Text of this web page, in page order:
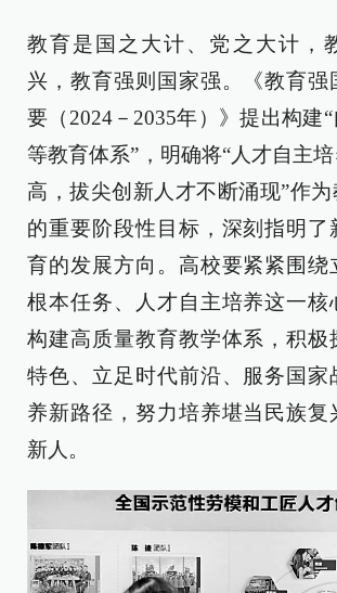
教育是国之大计、党之大计，
兴，教育强则国家强。《教育强
要（2024－2035年）》提出构建
等教育体系”，明确将“人才自主
高，拔尖创新人才不断涌现”作
的重要阶段性目标，深刻指明了
育的发展方向。高校要紧紧围绕
根本任务、人才自主培养这一核
构建高质量教育教学体系，积极
特色、立足时代前沿、服务国家
养新路径，努力培养堪当民族复
新人。